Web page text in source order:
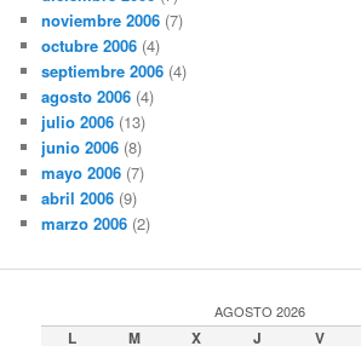
noviembre 2006 (7)
octubre 2006 (4)
septiembre 2006 (4)
agosto 2006 (4)
julio 2006 (13)
junio 2006 (8)
mayo 2006 (7)
abril 2006 (9)
marzo 2006 (2)
AGOSTO 2026
L M X J V